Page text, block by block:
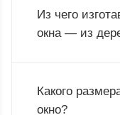
Из чего
окна — из
Какого
окно?